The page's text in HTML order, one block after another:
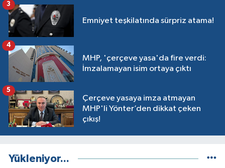
Emniyet teşkilatında sürpriz atama!
3
MHP, 'çerçeve yasa'da fire verdi:
İmzalamayan isim ortaya çıktı
4
Çerçeve yasaya imza atmayan
MHP'li Yönter’den dikkat çeken
çıkış!
5
Yükleniyor...